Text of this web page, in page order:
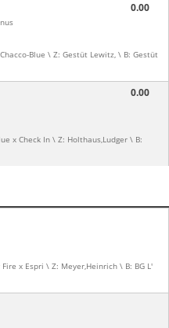
Blue \ Z: Gestüt Lewitz, \ B: Gestüt
0.00
x Check In \ Z: Holthaus,Ludger \ B:
0.00
x Espri \ Z: Meyer,Heinrich \ B: BG L'